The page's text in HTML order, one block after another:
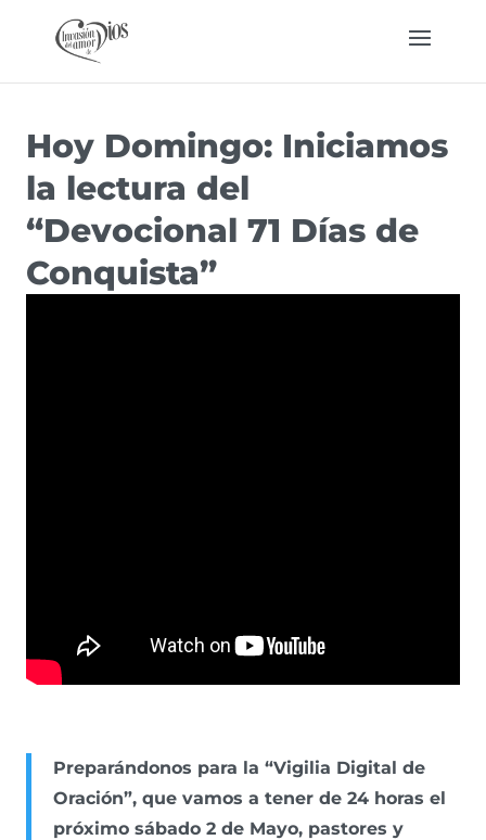
Hoy Domingo: Iniciamos
la lectura del
“Devocional 71 Días de
Conquista”
Preparándonos para la “Vigilia Digital de
Oración”, que vamos a tener de 24 horas el
próximo sábado 2 de Mayo, pastores y